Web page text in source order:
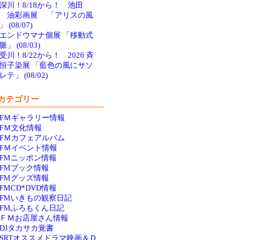
深川！8/18から！ 池田
油彩画展 「アリスの風
(08/07)
エンドウマナ個展 「移動式
」 (08/03)
受川！8/22から！ 2026 斉
子染展 「藍色の風にサソ
テ」 (08/02)
テゴリー
FＭギャラリー情報
FＭ文化情報
FＭカフェアルバム
FＭイベント情報
FMニッポン情報
FMブック情報
FMグッズ情報
FMCD*DVD情報
FMいきもの観察日記
FMふろもくん日記
ＦＭお店屋さん情報
DJタカサカ覚書
SRTオススメドラマ映画＆Ｄ